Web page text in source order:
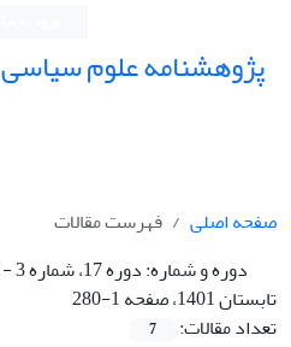
پژوهشنامه علوم سیاسی
صفحه اصلی
فهرست مقالات
دوره و شماره:
تابستان 1401، صفحه 1-280
تعداد مقالات:
7